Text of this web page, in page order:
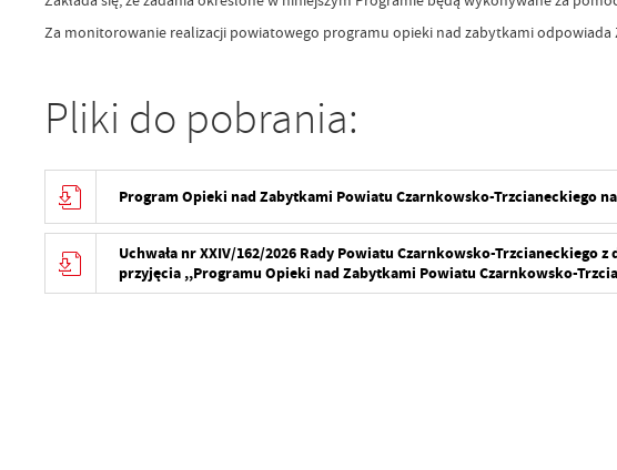
Za monitorowanie realizacji powiatowego programu opieki nad zabytkami
Pliki do pobrania:
Program Opieki nad Zabytkami Powiatu Czarnkowsko-Trzcianeckiego na
Uchwała nr XXIV/162/2026 Rady Powiatu Czarnkowsko-Trzcianeckiego
przyjęcia ,,Programu Opieki nad Zabytkami Powiatu Czarnkowsko-